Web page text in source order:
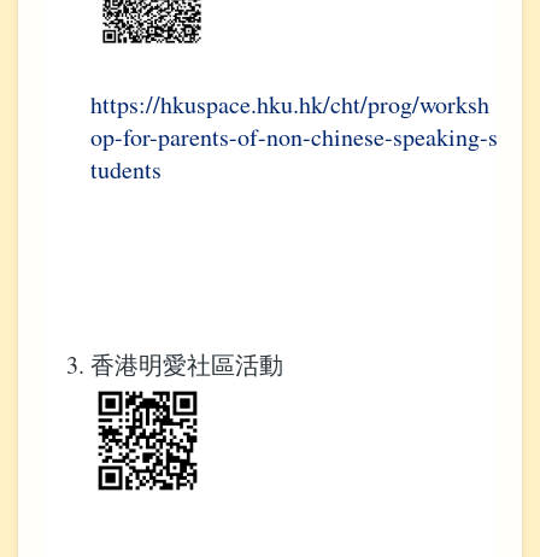
https://hkuspace.hku.hk/cht/prog/worksh
op-for-parents-of-non-chinese-speaking-s
tudents
香港明愛社區活動